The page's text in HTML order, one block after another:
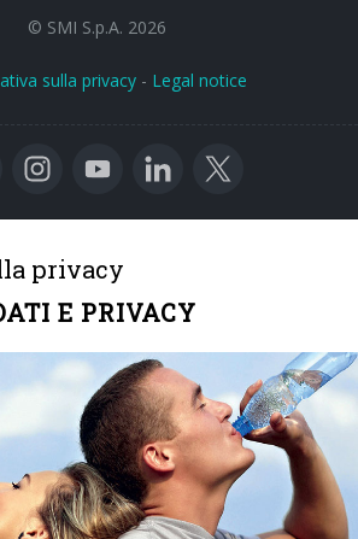
© SMI S.p.A. 2026
sulla privacy - Legal notice
privacy
E PRIVACY